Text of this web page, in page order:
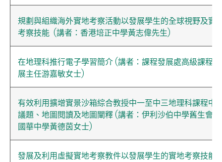
規劃與組織海外實地考察活動以發展學生的全球視野及實
考察技能 (講者：香港培正中學黃志偉先生)
在地理科推行電子學習簡介 (講者：課程發展處高級課程發
展主任游嘉敏女士)
有效利用擴增實景沙箱綜合教授中一至中三地理科課程中
議題、地圖閱讀及地圖闡釋 (講者：伊利沙伯中學舊生會湯
國華中學黃德茵女士)
發展及利用虛擬實地考察教件以發展學生的實地考察技能